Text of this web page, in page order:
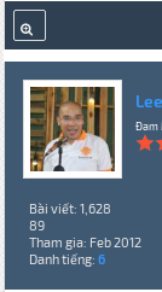
Đam
Bài viết: 1,628
89
Tham gia: Feb 2012
Danh tiếng: 6